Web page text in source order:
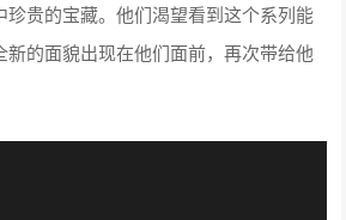
珍贵的宝藏。他们渴望看到这个系列能
新的面貌出现在他们面前，再次带给他